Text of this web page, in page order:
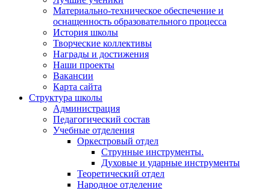
Материально-техническое обеспечение и
оснащенность образовательного процесса
История школы
Творческие коллективы
Награды и достижения
Наши проекты
Вакансии
Карта сайта
Структура школы
Администрация
Педагогический состав
Учебные отделения
Оркестровый отдел
Струнные инструменты.
Духовые и ударные инструменты
Теоретический отдел
Народное отделение